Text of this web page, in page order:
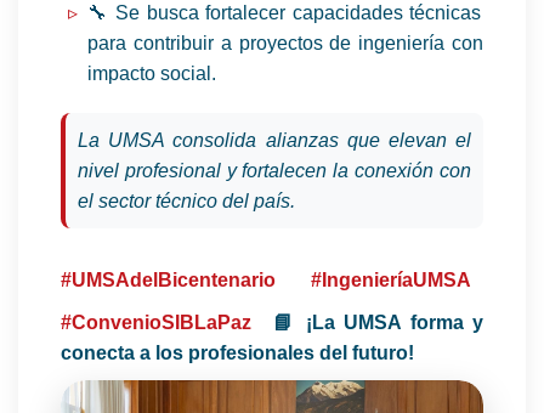
🔧 Se busca fortalecer capacidades técnicas
para contribuir a proyectos de ingeniería con
impacto social.
La UMSA consolida alianzas que elevan el
nivel profesional y fortalecen la conexión con
el sector técnico del país.
#UMSAdelBicentenario #IngenieríaUMSA
#ConvenioSIBLaPaz
📘 ¡La UMSA forma y
conecta a los profesionales del futuro!